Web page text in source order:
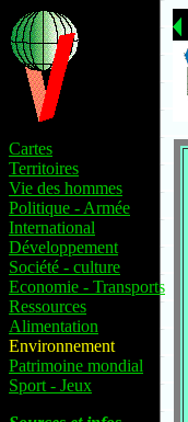
Cartes
Territoires
Vie des hommes
Politique - Armée
International
Développement
Société - culture
Economie - Transports
Ressources
Alimentation
Environnement
Patrimoine mondial
Sport - Jeux